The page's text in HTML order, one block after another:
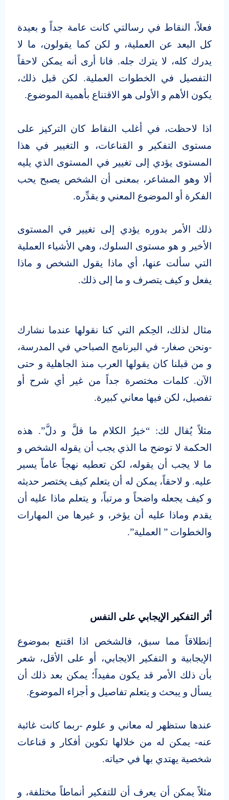
فعلاً، النقاط في رسالتي كانت عامة جداً و بعيدة
كل البعد عن العملية، و لكن كما يقولون، ما لا
يدرك كله، لا يترك جله. فانا أرى أنه يمكن لاحقاً
التفصيل في الخطوات العملية. لكن قبل ذلك،
يكون الأهم و الأولى هو الاقتناع بأهمية الموضوع.
اذا لاحظت، في أغلب النقاط كان التركيز على
مستوى التفكير و القناعات، و التغيير في هذا
المستوى يؤدي إلى تغيير في المستوى الذي يليه
ألا وهو المشاعر، بمعنى أن الشخص يصبح يحب
الفكرة أو الموضوع المعني و يقدِّره.
ذلك الأمر بدوره يؤدي إلى تغيير في المستوى
الأخير و هو مستوى السلوك، وهي الأشياء العملية
التي سألت عنها، أي ماذا يقول الشخص و ماذا
يفعل و كيف يتصرف و ما إلى ذلك.
مثال لذلك، الحِكم التي كنا نقولها عندما نشارك
-ونحن صغار- في البرنامج الصباحي في المدرسة،
و من قبلنا كان يقولها العرب منذ الجاهلية و حتى
الآن. كلمات مختصرة جداً من غير أي شرح أو
تفصيل، لكن فيها معاني كبيرة.
مثلاً يُقال لك: “خيرُ الكلام ما قلَّ و دلَّ”. هذه
الحكمة لا توضح ما الذي يجب أن يقوله الشخص و
ما لا يجب أن يقوله، لكن تعطيه نهجاً عاماً يسير
عليه. و لاحقاً، يمكن له أن يتعلم كيف يختصر حديثه
و كيف يجعله واضحاً و مرتباً، و يتعلم ماذا عليه أن
يقدم وماذا عليه أن يؤخر، و غيرها من المهارات
والخطوات ” العملية”.
أثر التفكير الإيجابي على النفس
إنطلاقاً مما سبق، فالشخص اذا اقتنع بموضوع
الإيجابية و التفكير الايجابي، أو على الأقل، شعر
بأن ذلك الأمر قد يكون مفيداً؛ يمكن بعد ذلك أن
يسأل و يبحث و يتعلم تفاصيل و أجزاء الموضوع.
عندها ستظهر له معاني و علوم -ربما كانت غائبة
عنه- يمكن له من خلالها تكوين أفكار و قناعات
شخصية يهتدي بها في حياته.
مثلاً يمكن أن يعرف أن للتفكير أنماطاً مختلفة، و